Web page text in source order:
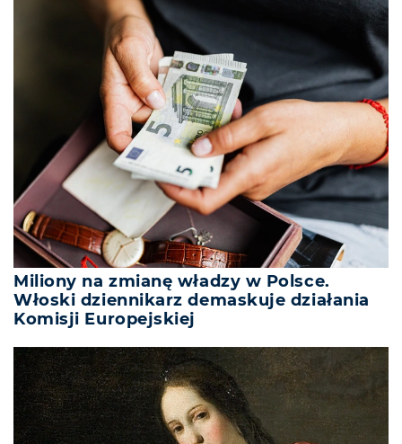
Miliony na zmianę władzy w Polsce.
Włoski dziennikarz demaskuje działania
Komisji Europejskiej